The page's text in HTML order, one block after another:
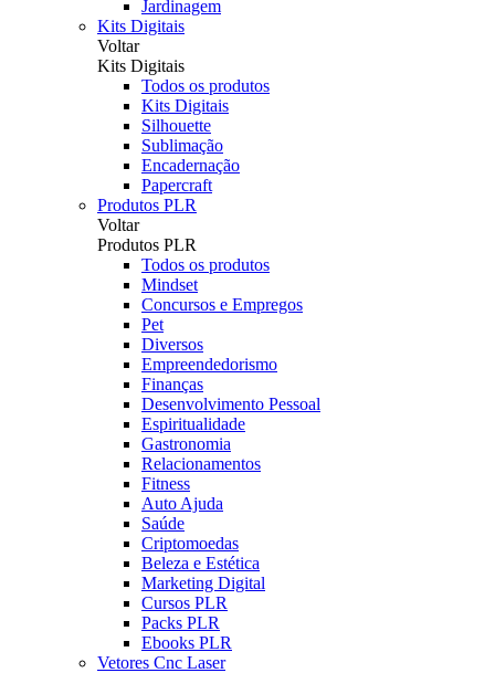
Jardinagem
Kits Digitais
Voltar
Kits Digitais
Todos os produtos
Kits Digitais
Silhouette
Sublimação
Encadernação
Papercraft
Produtos PLR
Voltar
Produtos PLR
Todos os produtos
Mindset
Concursos e Empregos
Pet
Diversos
Empreendedorismo
Finanças
Desenvolvimento Pessoal
Espiritualidade
Gastronomia
Relacionamentos
Fitness
Auto Ajuda
Saúde
Criptomoedas
Beleza e Estética
Marketing Digital
Cursos PLR
Packs PLR
Ebooks PLR
Vetores Cnc Laser